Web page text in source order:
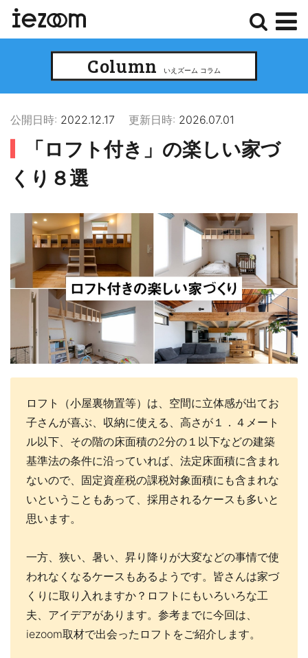
ュ
Column いえズーム コラム
公開日時: 2022.12.17 更新日時: 2026.07.01
「ロフト付き」の楽しい家づ
くり８選
ロフト（小屋裏物置等）は、空間に立体感が出てお
子さんが喜ぶ、収納に使える、高さが１．４メート
ル以下、その階の床面積の2分の１以下などの建築
基準法の条件に沿っていれば、法定床面積に含まれ
ないので、固定資産税の課税対象面積にも含まれな
いということもあって、採用されるケースも多いと
思います。
一方、狭い、暑い、昇り降りが大変などの事情で使
われなくなるケースもあるようです。皆さんは家づ
くりに取り入れますか？ロフトにもいろいろな工
夫、アイデアがあります。参考までに今回は、
iezoom取材で出会ったロフトをご紹介します。